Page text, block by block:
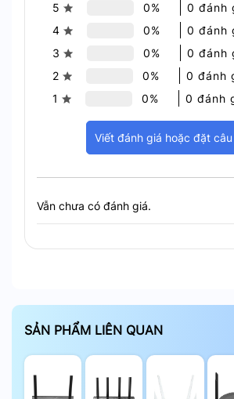
5
0%
0 đánh
4
0%
0 đánh
3
0%
0 đánh
2
0%
0 đánh
1
0% 0 đánh
Viết đánh giá hoặc đặt câu
Vẫn chưa có đánh giá.
SẢN PHẨM LIÊN QUAN